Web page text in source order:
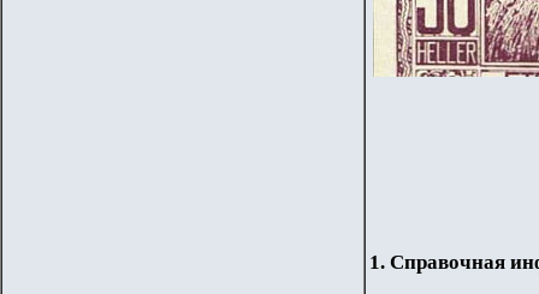
1. Справочная